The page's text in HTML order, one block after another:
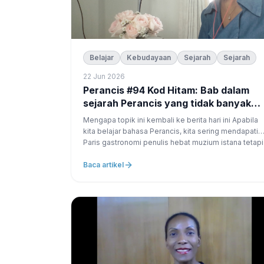
Belajar Kebudayaan Sejarah Sejarah
22 Jun 2026
Perancis #94 Kod Hitam: Bab dalam
sejarah Perancis yang tidak banyak
diterangkan dalam buku-buku
Mengapa topik ini kembali ke berita hari ini Apabila
kita belajar bahasa Perancis, kita sering mendapati:
Paris gastronomi penulis hebat muzium istana tetapi
Baca artikel